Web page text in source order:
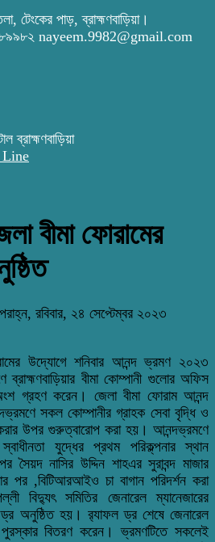
টেংকের পাড়, ব্রাহ্মণবাড়িয়া।
nayeem.9982@gmail.com
ব্রাহ্মণবাড়িয়া
Line
বীমা ফোরামের
রবিবার, ২৪ সেপ্টেম্বর ২০২৩
উদ্যোগে শনিবার আনন্দ ভ্রমণ ২০২৩
বীমা কোম্পানী গুলোর অফিস
গ্রহণ করেন। জেলা বীমা ফোরাম আনন্দ
সকল কোম্পানীর গ্রাহক সেবা বৃদ্ধি ও
উপর গুরুত্বারোপ করা হয়। আনন্দভ্রমণে
যুদ্ধের প্রথম পরিক্‌ল্পনার স্থান
সৈয়দ নাসির উদ্দিন শাহএর সুরাবন্দ মাজার
পর ,বিটিআরআইও চা বাগান পরিদর্শন করা
বিদ্যুৎ সমিতির জেনারেল ম্যানেজারের
ড্র অনুষ্ঠিত হয়। র‌্যাফল ড্র শেষে জেনারেল
পুরস্কার বিতরণ করেন। ভ্রমণটিতে সকলেই